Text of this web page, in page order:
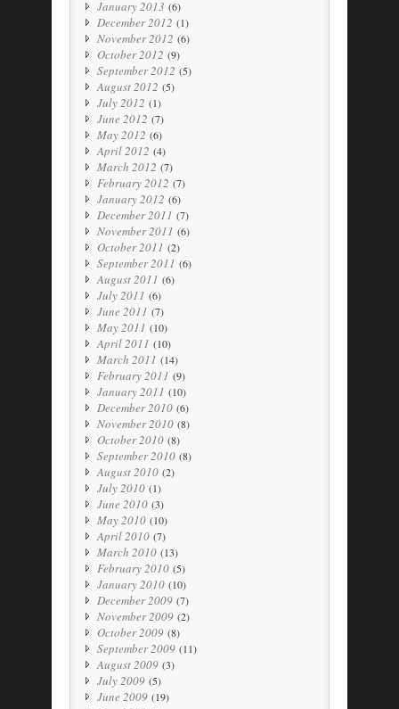
January 2013 (6)
December 2012 (1)
November 2012 (6)
October 2012 (9)
September 2012 (5)
August 2012 (5)
July 2012 (1)
June 2012 (7)
May 2012 (6)
April 2012 (4)
March 2012 (7)
February 2012 (7)
January 2012 (6)
December 2011 (7)
November 2011 (6)
October 2011 (2)
September 2011 (6)
August 2011 (6)
July 2011 (6)
June 2011 (7)
May 2011 (10)
April 2011 (10)
March 2011 (14)
February 2011 (9)
January 2011 (10)
December 2010 (6)
November 2010 (8)
October 2010 (8)
September 2010 (8)
August 2010 (2)
July 2010 (1)
June 2010 (3)
May 2010 (10)
April 2010 (7)
March 2010 (13)
February 2010 (5)
January 2010 (10)
December 2009 (7)
November 2009 (2)
October 2009 (8)
September 2009 (11)
August 2009 (3)
July 2009 (5)
June 2009 (19)